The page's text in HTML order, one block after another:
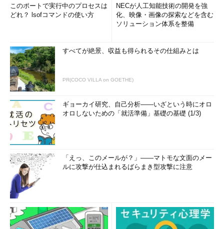
このポートで実行中のプロセスは
どれ？ lsofコマンドの使い方
NECが人工知能技術の開発を強
化、映像・画像の探索などを含む
ソリューション体系を整備
すべてが絶景、収益も得られるその仕組みとは
PR(COCO VILLA on GOETHE)
ギョーカイ研究、自己分析――いざという時にオロ
オロしないための「就活準備」基礎の基礎 (1/3)
「えっ、このメールが？」――マトモな文面のメー
ルに攻撃が仕込まれるばらまき型攻撃に注意